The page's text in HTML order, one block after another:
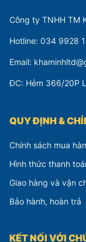
Công ty TNHH TM
Hotline: 034 9928
Email:
ĐC: Hẻm 366/20P
QUY ĐỊNH &
Chính sách mua
Hình thức thanh
Giao hàng và vận
Bảo hành, hoàn trả
KẾT NỐI VỚI